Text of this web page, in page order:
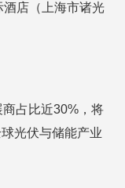
店（上海市诸光
占比近30%，将
光伏与储能产业